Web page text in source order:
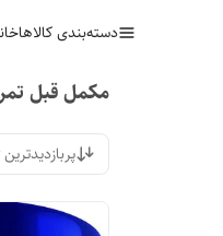
دسته‌بندی کالاها
مکمل قبل
پربازدیدترین